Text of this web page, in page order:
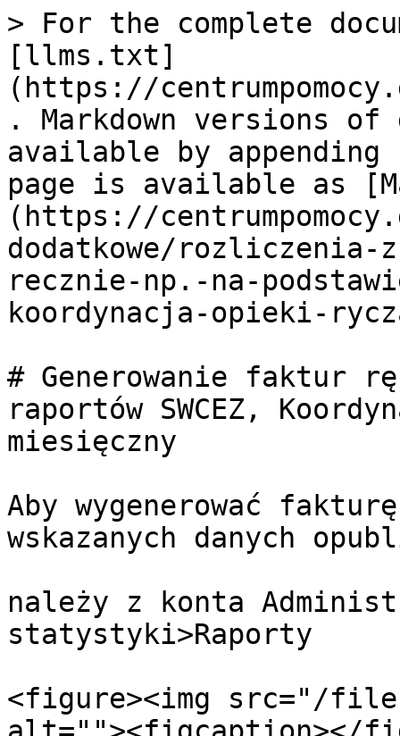
> For the complete
[llms.txt]
(https://
. Markdown versions of
available by
page is available as
(https://
dodatkowe/
recznie-np.-na-
koordynacja-opieki-
# Generowanie faktur
raportów SWCEZ,
miesięczny
Aby wygenerować
wskazanych danych
należy z konta
statystyki>Raporty
<figure><img src="/